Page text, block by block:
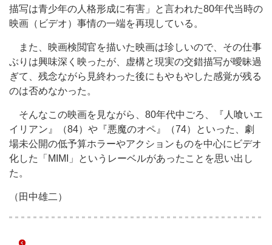
描写は青少年の人格形成に有害」と言われた80年代当時の
映画（ビデオ）事情の一端を再現している。
また、映画検閲官を描いた映画は珍しいので、その仕事
ぶりは興味深く映ったが、虚構と現実の交錯描写が曖昧過
ぎて、残念ながら見終わった後にもやもやした感覚が残る
のは否めなかった。
そんなこの映画を見ながら、80年代中ごろ、『人喰いエ
イリアン』（84）や『悪魔のオペ』（74）といった、劇
場未公開の低予算ホラーやアクションものを中心にビデオ
化した「MIMI」というレーベルがあったことを思い出し
た。
（田中雄二）